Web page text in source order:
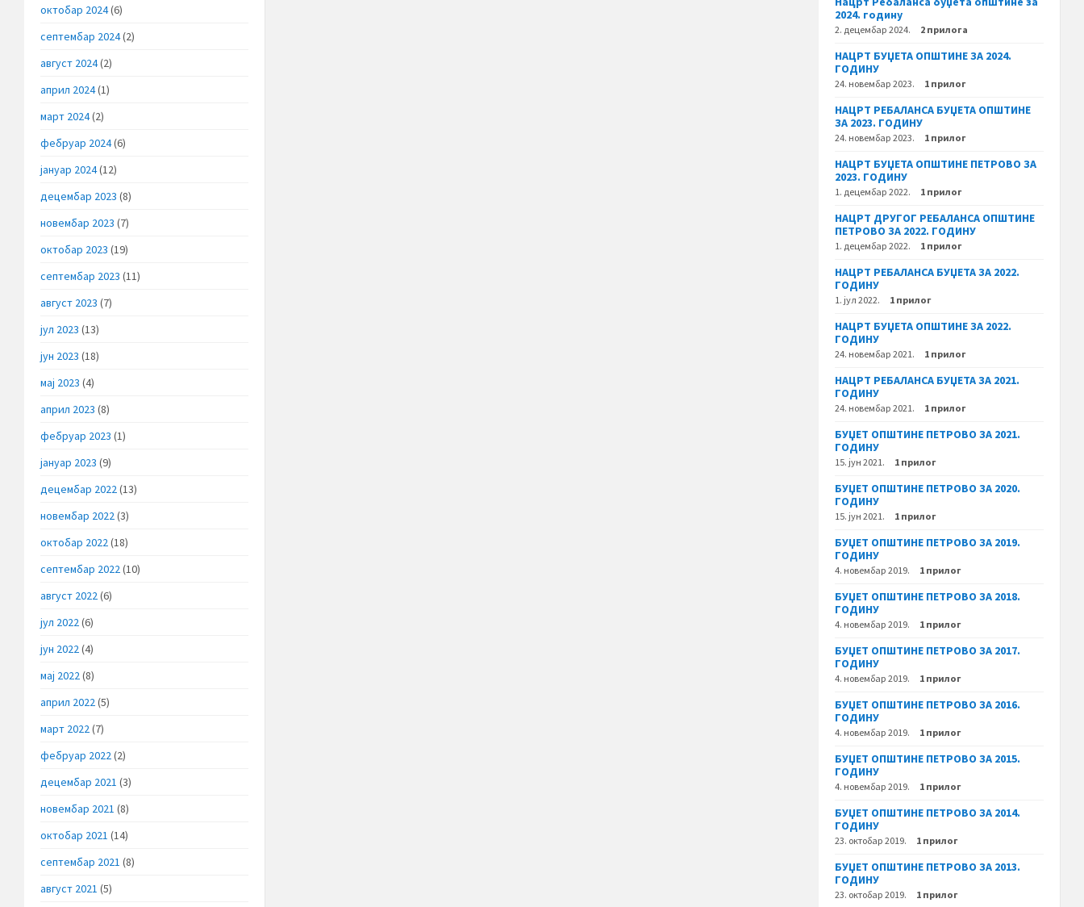
октобар 2024(6)
септембар 2024(2)
август 2024(2)
април 2024(1)
март 2024(2)
фебруар 2024(6)
јануар 2024(12)
децембар 2023 (8)
новембар 2023 (7)
октобар 2023 (19)
септембар 2023 (11)
август 2023 (7)
јул 2023 (13)
јун 2023 (18)
мај 2023 (4)
април 2023 (8)
фебруар 2023 (1)
јануар 2023 (9)
децембар 2022(13)
новембар 2022(3)
октобар 2022(18)
септембар 2022(10)
август 2022(6)
јул 2022(6)
јун 2022(4)
мај 2022(8)
април 2022(5)
март 2022(7)
фебруар 2022(2)
децембар 2021 (3)
новембар 2021 (8)
октобар 2021 (14)
септембар 2021 (8)
август 2021 (5)
2024. годину
2. децембар 2024. 2 прилога
НАЦРТ БУЏЕТА ОПШТИНЕ ЗА 2024.
ГОДИНУ
24. новембар 2023. 1 прилог
НАЦРТ РЕБАЛАНСА БУЏЕТА ОПШТИНЕ
ЗА 2023. ГОДИНУ
24. новембар 2023. 1 прилог
НАЦРТ БУЏЕТА ОПШТИНЕ ПЕТРОВО ЗА
2023. ГОДИНУ
1. децембар 2022. 1 прилог
НАЦРТ ДРУГОГ РЕБАЛАНСА ОПШТИНЕ
ПЕТРОВО ЗА 2022. ГОДИНУ
1. децембар 2022. 1 прилог
НАЦРТ РЕБАЛАНСА БУЏЕТА ЗА 2022.
ГОДИНУ
1. јул 2022. 1 прилог
НАЦРТ БУЏЕТА ОПШТИНЕ ЗА 2022.
ГОДИНУ
24. новембар 2021. 1 прилог
НАЦРТ РЕБАЛАНСА БУЏЕТА ЗА 2021.
ГОДИНУ
24. новембар 2021. 1 прилог
БУЏЕТ ОПШТИНЕ ПЕТРОВО ЗА 2021.
ГОДИНУ
15. јун 2021. 1 прилог
БУЏЕТ ОПШТИНЕ ПЕТРОВО ЗА 2020.
ГОДИНУ
15. јун 2021. 1 прилог
БУЏЕТ ОПШТИНЕ ПЕТРОВО ЗА 2019.
ГОДИНУ
4. новембар 2019. 1 прилог
БУЏЕТ ОПШТИНЕ ПЕТРОВО ЗА 2018.
ГОДИНУ
4. новембар 2019. 1 прилог
БУЏЕТ ОПШТИНЕ ПЕТРОВО ЗА 2017.
ГОДИНУ
4. новембар 2019. 1 прилог
БУЏЕТ ОПШТИНЕ ПЕТРОВО ЗА 2016.
ГОДИНУ
4. новембар 2019. 1 прилог
БУЏЕТ ОПШТИНЕ ПЕТРОВО ЗА 2015.
ГОДИНУ
4. новембар 2019. 1 прилог
БУЏЕТ ОПШТИНЕ ПЕТРОВО ЗА 2014.
ГОДИНУ
23. октобар 2019. 1 прилог
БУЏЕТ ОПШТИНЕ ПЕТРОВО ЗА 2013.
ГОДИНУ
23. октобар 2019. 1 прилог